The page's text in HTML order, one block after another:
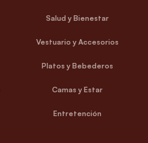
Salud y Bienestar
Vestuario y Accesorios
Platos y Bebederos
Camas y Estar
Entretención